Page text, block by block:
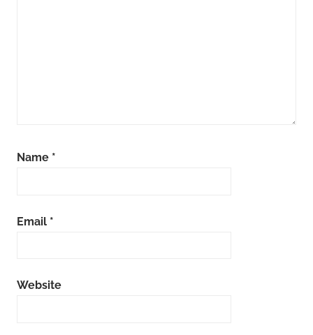
Name *
Email *
Website